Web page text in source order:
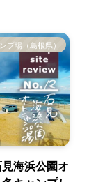
プ場（島根県）
海浜公園オ